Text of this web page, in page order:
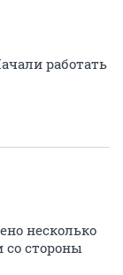
работать
несколько
стороны